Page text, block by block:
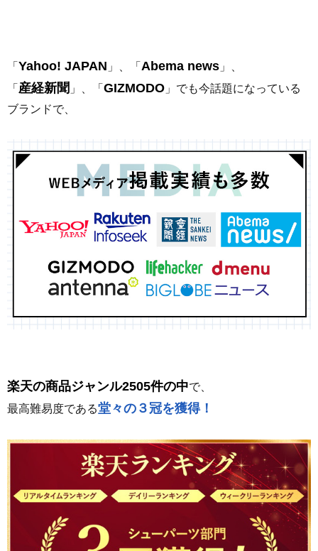
「 Yahoo! JAPAN 」、「 Abema news 」、
「 産経新聞 」、「 GIZMODO 」でも今話題になっている
ブランドで、
楽天の商品ジャンル2505件の中で、
最高難易度である堂々の３冠を獲得！